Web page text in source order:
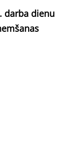
darba dienu